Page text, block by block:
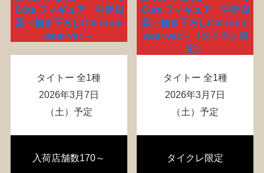
Cute フィギュア 中野四
葉～描き下ろしCat room
wear ver.～
Cute フィギュア 中野四
葉～描き下ろしCat room
wear ver.～（タイクレ限
定）
タイトー 全1種
2026年3月7日
（土）予定
タイトー 全1種
2026年3月7日
（土）予定
入荷店舗数170～ タイクレ限定